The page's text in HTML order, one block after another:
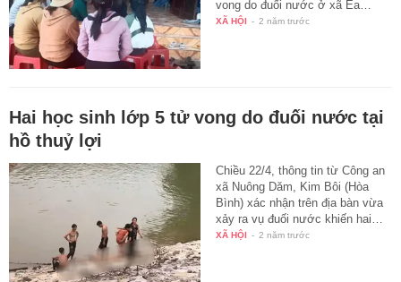
vong do đuối nước ở xã Ea…
XÃ HỘI - 2 năm trước
Hai học sinh lớp 5 tử vong do đuối nước tại
hồ thuỷ lợi
Chiều 22/4, thông tin từ Công an
xã Nuông Dăm, Kim Bôi (Hòa
Bình) xác nhận trên địa bàn vừa
xảy ra vụ đuối nước khiến hai…
XÃ HỘI - 2 năm trước